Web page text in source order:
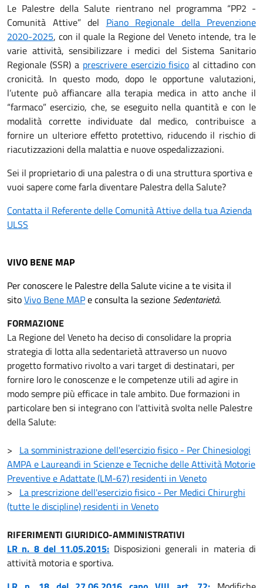
Le Palestre della Salute rientrano nel programma “PP2 -
Comunità Attive” del Piano Regionale della Prevenzione
2020-2025, con il quale la Regione del Veneto intende, tra le
varie attività, sensibilizzare i medici del Sistema Sanitario
Regionale (SSR) a prescrivere esercizio fisico al cittadino con
cronicità. In questo modo, dopo le opportune valutazioni,
l’utente può affiancare alla terapia medica in atto anche il
“farmaco” esercizio, che, se eseguito nella quantità e con le
modalità corrette individuate dal medico, contribuisce a
fornire un ulteriore effetto protettivo, riducendo il rischio di
riacutizzazioni della malattia e nuove ospedalizzazioni.
Sei il proprietario di una palestra o di una struttura sportiva e
vuoi sapere come farla diventare Palestra della Salute?
Contatta il Referente delle Comunità Attive della tua Azienda
ULSS
VIVO BENE MAP
Per conoscere le Palestre della Salute vicine a te visita il
sitoVivo Bene MAPe consulta la sezione Sedentarietà.
FORMAZIONE
La Regione del Veneto ha deciso di consolidare la propria
strategia di lotta alla sedentarietà attraverso un nuovo
progetto formativo rivolto a vari target di destinatari, per
fornire loro le conoscenze e le competenze utili ad agire in
modo sempre più efficace in tale ambito. Due formazioni in
particolare ben si integrano con l'attività svolta nelle Palestre
della Salute:
> La somministrazione dell'esercizio fisico - Per Chinesiologi
AMPA e Laureandi in Scienze e Tecniche delle Attività Motorie
Preventive e Adattate (LM-67) residenti in Veneto
> La prescrizione dell'esercizio fisico - Per Medici Chirurghi
(tutte le discipline) residenti in Veneto
RIFERIMENTI GIURIDICO-AMMINISTRATIVI
LR n. 8 del 11.05.2015: Disposizioni generali in materia di
attività motoria e sportiva.